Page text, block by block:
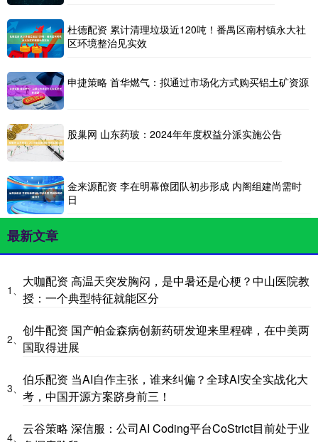
杜德配资 累计清理垃圾近120吨！番禺区南村镇永大社
区环境整治见实效
申捷策略 首华燃气：拟通过市场化方式购买铝土矿资源
股巢网 山东药玻：2024年年度权益分派实施公告
金来源配资 李在明幕僚团队初步形成 内阁组建尚需时
日
最新文章
1、
大咖配资 高温天突发胸闷，是中暑还是心梗？中山医院教
授：一个典型特征就能区分
2、
创牛配资 国产帕金森病创新药研发迎来里程碑，在中美两
国取得进展
3、
伯乐配资 当AI自作主张，谁来纠偏？全球AI安全实战化大
考，中国开源方案跻身前三！
4、
云谷策略 深信服：公司AI Coding平台CoStrict目前处于业